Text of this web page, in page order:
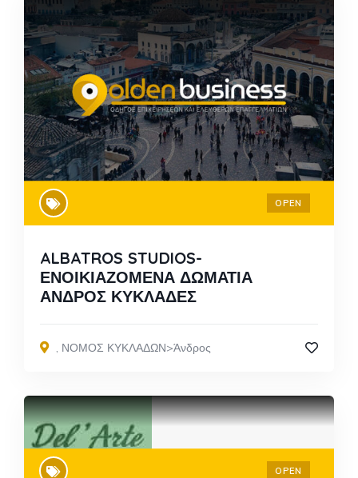
OPEN
ALBATROS STUDIOS-
ΕΝΟΙΚΙΑΖΟΜΕΝΑ ΔΩΜΑΤΙΑ
ΑΝΔΡΟΣ ΚΥΚΛΑΔΕΣ
, ΝΟΜΟΣ ΚΥΚΛΑΔΩΝ>Άνδρος
OPEN